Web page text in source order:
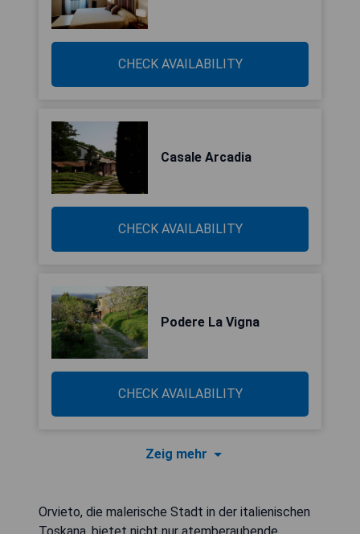
CHECK AVAILABILITY
Casale Arcadia
CHECK AVAILABILITY
Podere La Vigna
CHECK AVAILABILITY
Zeig mehr
Orvieto, die malerische Stadt in der italienischen